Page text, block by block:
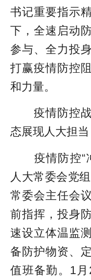
书记重要指示
下，全速启动
参与、全力投
打赢疫情防控
和力量。
疫情防控战
态展现人大担当
疫情防控“冲
人大常委会党
常委会主任会
前指挥，投身
速设立体温监
备防护物资、
值班备勤。1